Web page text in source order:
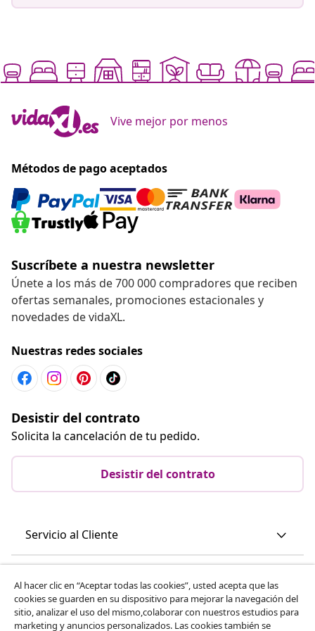
Vive mejor por menos
Métodos de pago aceptados
Suscríbete a nuestra newsletter
Únete a los más de 700 000 compradores que reciben
ofertas semanales, promociones estacionales y
novedades de vidaXL.
Nuestras redes sociales
Desistir del contrato
Solicita la cancelación de tu pedido.
Desistir del contrato
Servicio al Cliente
vidaXL
Al hacer clic en “Aceptar todas las cookies”, usted acepta que las
cookies se guarden en su dispositivo para mejorar la navegación del
sitio, analizar el uso del mismo,colaborar con nuestros estudios para
marketing y anuncios personalizados. Las cookies también se